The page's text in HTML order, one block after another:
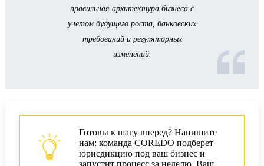
правильная архитектура бизнеса с
учетом будущего роста, банковских
требований и регуляторных
изменений.
Готовы к шагу вперед? Напишите
нам: команда COREDO подберет
юрисдикцию под ваш бизнес и